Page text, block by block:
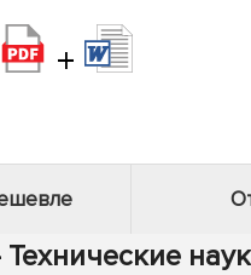
+
Технические